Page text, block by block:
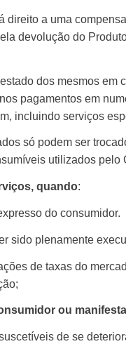
direito a uma
devolução do
dos mesmos em
pagamentos em
incluindo serviços
só podem ser
utilizados pelo
quando:
do consumidor.
sido plenamente
de taxas do
ou
de se